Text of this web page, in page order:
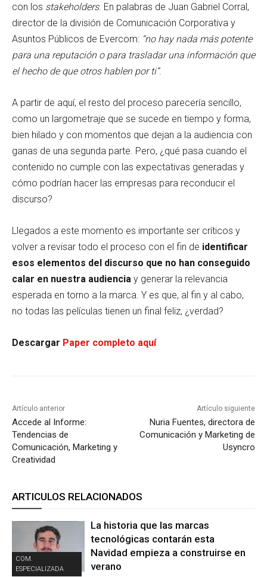
con los stakeholders. En palabras de Juan Gabriel Corral,
director de la división de Comunicación Corporativa y
Asuntos Públicos de Evercom: “no hay nada más potente
para una reputación o para trasladar una información que
el hecho de que otros hablen por ti”.
A partir de aquí, el resto del proceso parecería sencillo,
como un largometraje que se sucede en tiempo y forma,
bien hilado y con momentos que dejan a la audiencia con
ganas de una segunda parte. Pero, ¿qué pasa cuando el
contenido no cumple con las expectativas generadas y
cómo podrían hacer las empresas para reconducir el
discurso?
Llegados a este momento es importante ser críticos y
volver a revisar todo el proceso con el fin de identificar
esos elementos del discurso que no han conseguido
calar en nuestra audiencia y generar la relevancia
esperada en torno a la marca. Y es que, al fin y al cabo,
no todas las películas tienen un final feliz, ¿verdad?
Descargar Paper completo aquí
Artículo anterior
Accede al Informe:
Tendencias de
Comunicación, Marketing y
Creatividad
Artículo siguiente
Nuria Fuentes, directora de
Comunicación y Marketing de
Usyncro
ARTICULOS RELACIONADOS
COM.
ESPECIALIZADA
La historia que las marcas
tecnológicas contarán esta
Navidad empieza a construirse en
verano